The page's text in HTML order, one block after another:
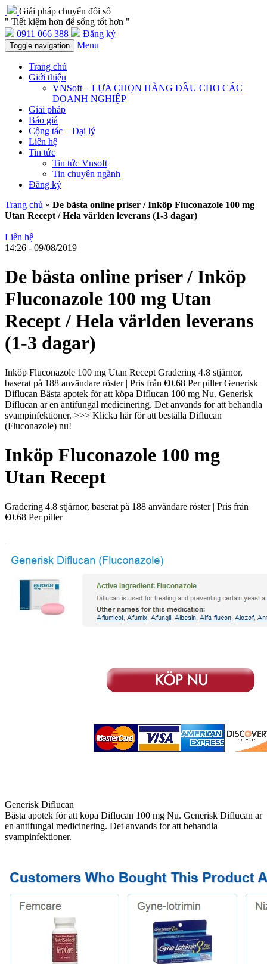
Giải pháp chuyển đổi số
" Tiết kiệm hơn để sống tốt hơn "
0911 066 388
Đăng ký
Toggle navigation Menu
Trang chủ
Giới thiệu
VNSoft – LỰA CHỌN HÀNG ĐẦU CHO CÁC
DOANH NGHIỆP
Giải pháp
Báo giá
Cộng tác – Đại lý
Liên hệ
Tin tức
Tin tức Vnsoft
Tin chuyên ngành
Đăng ký
Trang chủ » De bästa online priser / Inköp Fluconazole 100 mg
Utan Recept / Hela världen leverans (1-3 dagar)
Liên hệ
14:26 - 09/08/2019
De bästa online priser / Inköp
Fluconazole 100 mg Utan
Recept / Hela världen leverans
(1-3 dagar)
Inköp Fluconazole 100 mg Utan Recept Gradering 4.8 stjärnor,
baserat på 188 användare röster | Pris från €0.68 Per piller Generisk
Diflucan Bästa apotek för att köpa Diflucan 100 mg Nu. Generisk
Diflucan ar en antifungal medicinering. Det anvands for att behandla
svampinfektioner. >>> Klicka här för att beställa Diflucan
(Fluconazole) nu!
Inköp Fluconazole 100 mg
Utan Recept
Gradering 4.8 stjärnor, baserat på 188 användare röster| Pris från
€0.68 Per piller
Generisk Diflucan
Bästa apotek för att köpa Diflucan 100 mg Nu. Generisk Diflucan ar
en antifungal medicinering. Det anvands for att behandla
svampinfektioner.